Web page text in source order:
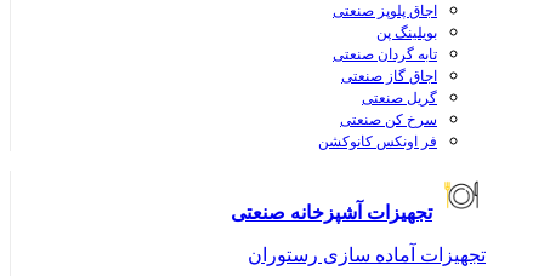
اجاق پلوپز صنعتی
بویلینگ پن
تابه گردان صنعتی
اجاق گاز صنعتی
گریل صنعتی
سرخ کن صنعتی
فر اونکس کانوکشن
تجهیزات آشپزخانه صنعتی
تجهیزات آماده سازی رستوران